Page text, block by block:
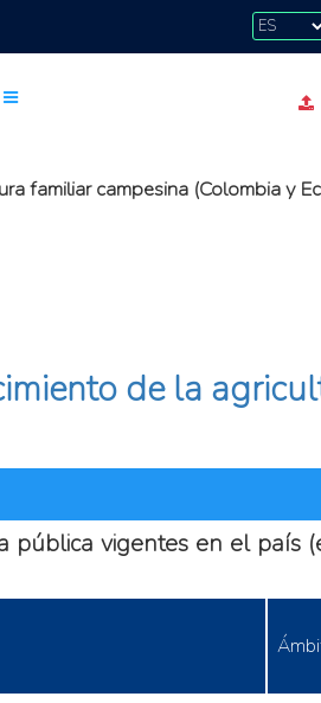
familiar campesina (Colombia y
de la
vigentes en el país